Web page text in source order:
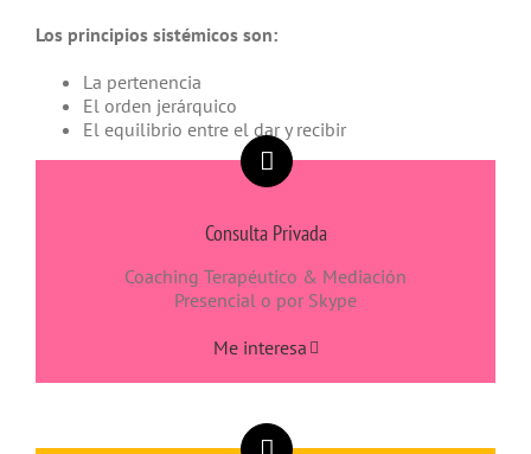
Los principios sistémicos son:
La pertenencia
El orden jerárquico
El equilibrio entre el dar y recibir
Consulta Privada
Coaching Terapéutico & Mediación
Presencial o por Skype
Me interesa